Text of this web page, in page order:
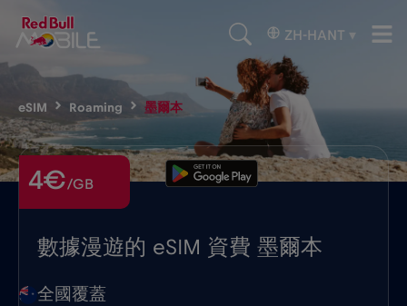
ZH-HANT ▾
eSIM Roaming 墨爾本
數據漫遊的 eSIM 資費 墨爾本
4€/GB
全國覆蓋